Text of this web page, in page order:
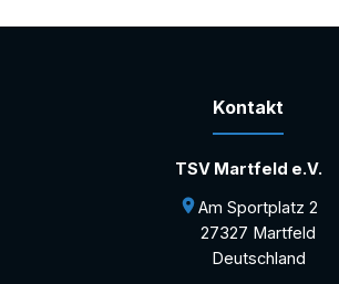
Kontakt
TSV Martfeld e.V.
Am Sportplatz 2
27327 Martfeld
Deutschland